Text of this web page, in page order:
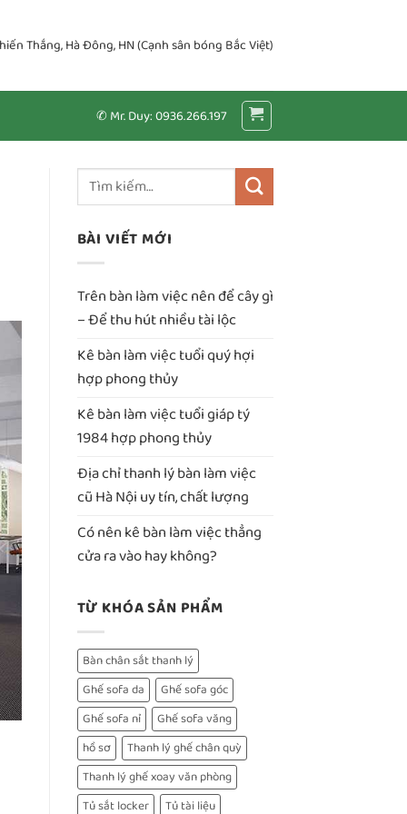
Thắng, Hà Đông, HN (Cạnh sân bóng Bắc Việt)
✆ Mr. Duy: 0936.266.197
BÀI VIẾT MỚI
Trên bàn làm việc nên để cây gì
– Để thu hút nhiều tài lộc
Kê bàn làm việc tuổi quý hợi
hợp phong thủy
Kê bàn làm việc tuổi giáp tý
1984 hợp phong thủy
Địa chỉ thanh lý bàn làm việc
cũ Hà Nội uy tín, chất lượng
Có nên kê bàn làm việc thẳng
cửa ra vào hay không?
TỪ KHÓA SẢN PHẨM
Bàn chân sắt thanh lý
Ghế sofa da
Ghế sofa góc
Ghế sofa nỉ
Ghế sofa văng
hồ sơ
Thanh lý ghế chân quỳ
Thanh lý ghế xoay văn phòng
Tủ sắt locker
Tủ tài liệu